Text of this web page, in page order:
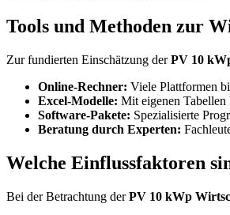
Tools und Methoden zur
Zur fundierten Einschätzung derPV 10
Online-Rechner: Viele Plattformen
Excel-Modelle: Mit eigenen Tabellen
Software-Pakete: Spezialisierte
Beratung durch Experten:
Welche Einflussfaktoren
Bei der Betrachtung derPV 10 kWp